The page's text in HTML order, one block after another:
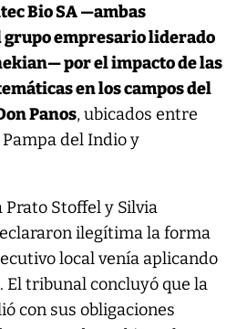
Bio SA —ambas
empresario liderado
por el impacto de las
en los campos del
Panos, ubicados entre
del Indio y
Stoffel y Silvia
ilegítima la forma
local venía aplicando
El tribunal concluyó que la
con sus obligaciones